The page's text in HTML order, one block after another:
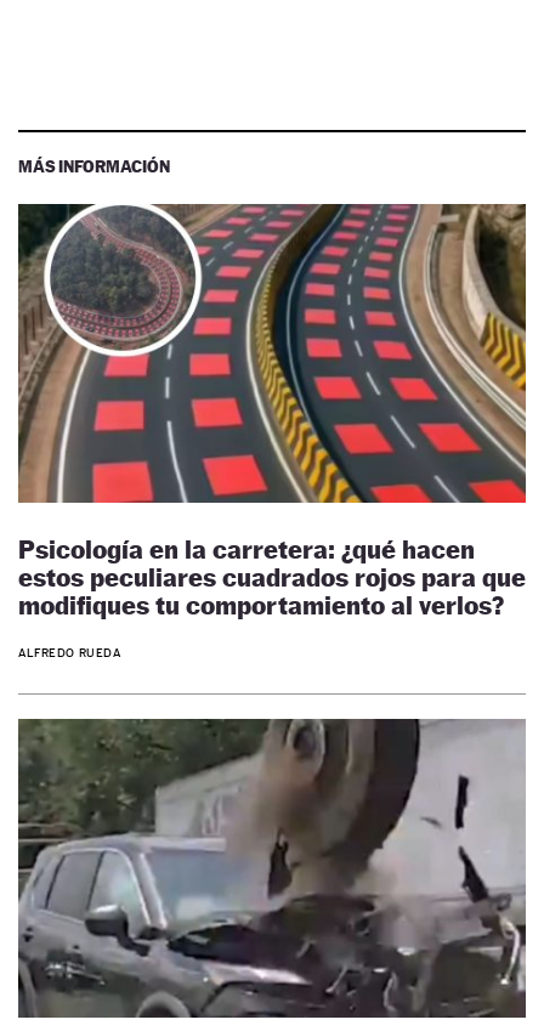
MÁS INFORMACIÓN
Psicología en la carretera: ¿qué hacen
estos peculiares cuadrados rojos para que
modifiques tu comportamiento al verlos?
ALFREDO RUEDA